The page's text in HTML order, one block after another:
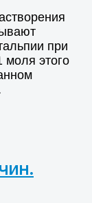
при
моля этого